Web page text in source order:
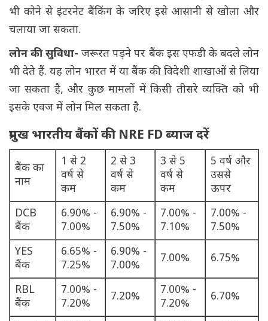
भी कोने से इंटरनेट बैंकिंग के जरिए इसे आसानी से खोला और
चलाया जा सकता.
लोन की सुविधा- जरूरत पड़ने पर बैंक इस एफडी के बदले लोन
भी देते हैं. यह लोन भारत में या बैंक की विदेशी शाखाओं से लिया
जा सकता है, और कुछ मामलों में किसी तीसरे व्यक्ति को भी
इसके एवज में लोन मिल सकता है.
प्रमुख भारतीय बैंकों की NRE FD ब्याज दरें
बैंक का
नाम
1 से 2
वर्ष से
कम
2 से 3
वर्ष से
कम
3 से 5
वर्ष से
कम
5 वर्ष और
उससे
ऊपर
DCB
बैंक
6.90% -
7.00%
6.90% -
7.50%
7.00% -
7.10%
7.00% -
7.50%
YES
बैंक
6.65% -
7.25%
6.90% -
7.00%
7.00% 6.75%
RBL
बैंक
7.00% -
7.20%
7.20%
7.00% -
7.20%
6.70%